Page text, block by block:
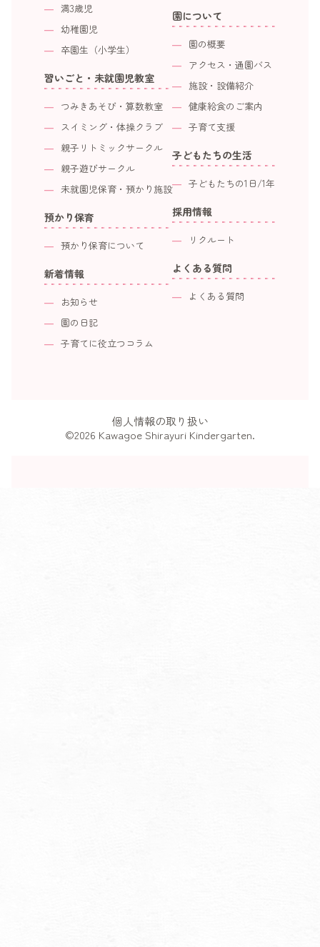
満3歳児
幼稚園児
卒園生（小学生）
習いごと・未就園児教室
つみきあそび・算数教室
スイミング・体操クラブ
親子リトミックサークル
親子遊びサークル
未就園児保育・預かり施設
預かり保育
預かり保育について
新着情報
お知らせ
園の日記
子育てに役立つコラム
園について
園の概要
アクセス・通園バス
施設・設備紹介
健康給食のご案内
子育て支援
子どもたちの生活
子どもたちの1日/1年
採用情報
リクルート
よくある質問
よくある質問
個人情報の取り扱い
©2026 Kawagoe Shirayuri Kindergarten.